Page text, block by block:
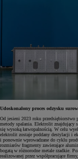
Udoskonalony proces odzysku
Od jesieni 2023 roku przedsiębiorstwo
metody spalania. Elektrolit znajdujący
się wysoką łatwopalnością. W celu
elektrolit zostaje poddany destylacji i
i ponownie wprowadzane do cyklu
rozmiarów fragmenty zawierające
bogatą w różnorodne metale rzadkie.
realizowanej przez współpracujące